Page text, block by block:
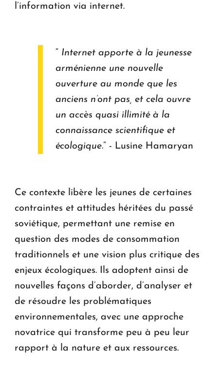
l’information via internet.
“ Internet apporte à la jeunesse
arménienne une nouvelle
ouverture au monde que les
anciens n’ont pas, et cela ouvre
un accès quasi illimité à la
connaissance scientifique et
écologique.” - Lusine Hamaryan
Ce contexte libère les jeunes de certaines
contraintes et attitudes héritées du passé
soviétique, permettant une remise en
question des modes de consommation
traditionnels et une vision plus critique des
enjeux écologiques. Ils adoptent ainsi de
nouvelles façons d’aborder, d’analyser et
de résoudre les problématiques
environnementales, avec une approche
novatrice qui transforme peu à peu leur
rapport à la nature et aux ressources.